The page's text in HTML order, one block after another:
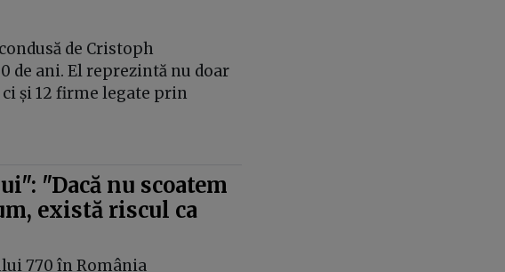
de Cristoph
de ani. El reprezintă nu doar
și 12 firme legate prin
"Dacă nu scoatem
există riscul ca
770 în România